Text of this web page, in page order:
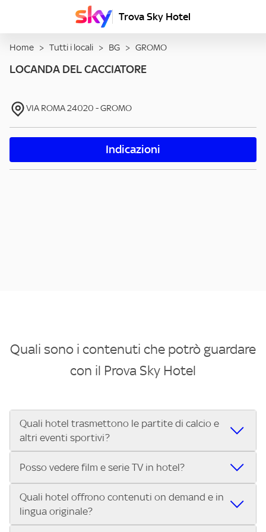
Trova Sky Hotel
Home > Tutti i locali > BG > GROMO
LOCANDA DEL CACCIATORE
VIA ROMA24020 -GROMO
Indicazioni
Quali sono i contenuti che potrò guardare
con il Prova Sky Hotel
Quali hotel trasmettono le partite di calcio e
altri eventi sportivi?
Se cerchi un hotel dove poter vedere le partite di Serie A,
sport di Sky, Trova Hotel ti aiuta a individuarlo in pochi
secondi! Inserisci il tuo indirizzo nella barra di ricerca e
scopri subito l'hotel più vicino che trasmette gli eventi
Posso vedere film e serie TV in hotel?
Sì, gli hotel che hanno Sky in camera offrono una vasta
selezione di film italiani e internazionali, le serie TV più
attese e gli show più amati, anche on demand e in lingua
Quali hotel offrono contenuti on demand e in
lingua originale?